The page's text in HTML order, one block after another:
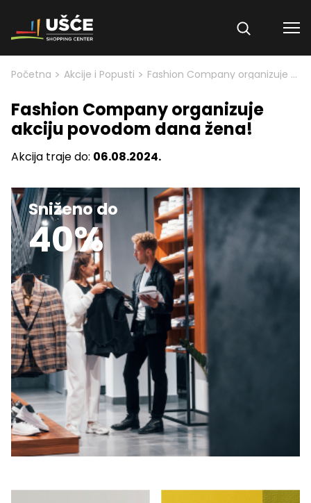
Skip to content
Početna > Akcije i Popusti > Fashion Company organizuje akciju povodom dana žena!
Fashion Company organizuje
akciju povodom dana žena!
Akcija traje do: 06.08.2024.
Sniženo do
40%